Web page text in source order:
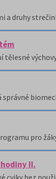
a druhy
pro
II.
cviky bez